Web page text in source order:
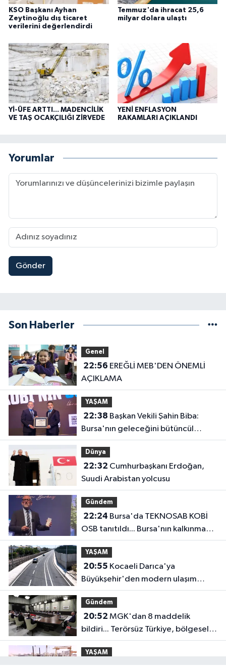
KSO Başkanı Ayhan
Zeytinoğlu dış ticaret
verilerini değerlendirdi
Temmuz'da ihracat 25,6
milyar dolara ulaştı
Yİ-ÜFE ARTTI... MADENCİLİK
VE TAŞ OCAKÇILIĞI ZİRVEDE
YENİ ENFLASYON
RAKAMLARI AÇIKLANDI
Yorumlar
Gönder
Son Haberler
Genel
22:56
AÇIKLAMA
YAŞAM
22:38
Bursa'nın geleceğini bütüncül
anlayışla planlıyoruz
Dünya
22:32
Suudi Arabistan yolcusu
Gündem
22:24
OSB tanıtıldı... Bursa'nın kalkınma
yolculuğunda yeni dönem
YAŞAM
20:55
Büyükşehir'den modern ulaşım
yatırımı
Gündem
20:52
bildiri... Terörsüz Türkiye, bölgesel
güvenlik ve Gazze mesajı
YAŞAM